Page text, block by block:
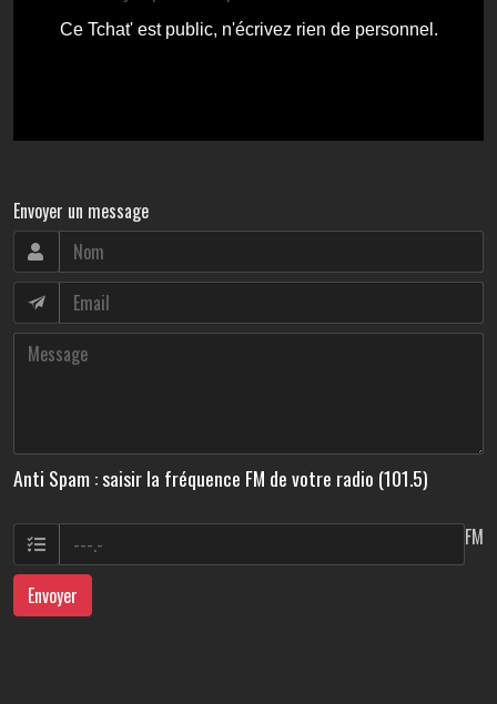
Envoyer un message
Anti Spam : saisir la fréquence FM de votre radio (101.5)
FM
Envoyer